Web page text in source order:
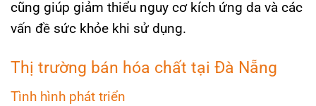
cũng giúp giảm thiểu nguy cơ kích ứng da và các
vấn đề sức khỏe khi sử dụng.
Thị trường bán hóa chất tại Đà Nẵng
Tình hình phát triển